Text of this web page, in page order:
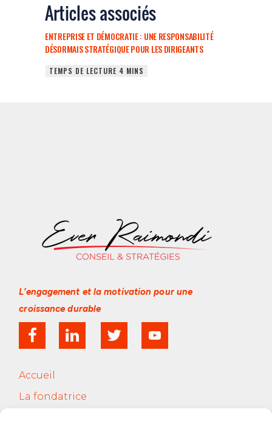
Articles associés
ENTREPRISE ET DÉMOCRATIE : UNE RESPONSABILITÉ
DÉSORMAIS STRATÉGIQUE POUR LES DIRIGEANTS
L’engagement et la motivationpour une
croissance durable
Accueil
La fondatrice